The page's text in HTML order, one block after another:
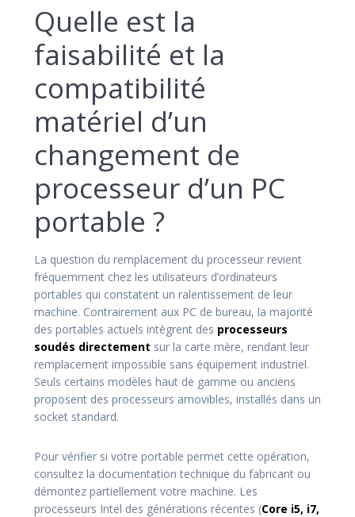
Quelle est la
faisabilité et la
compatibilité
matériel d’un
changement de
processeur d’un PC
portable ?
La question du remplacement du processeur revient
fréquemment chez les utilisateurs d’ordinateurs
portables qui constatent un ralentissement de leur
machine. Contrairement aux PC de bureau, la majorité
des portables actuels intègrent des processeurs
soudés directement sur la carte mère, rendant leur
remplacement impossible sans équipement industriel.
Seuls certains modèles haut de gamme ou anciens
proposent des processeurs amovibles, installés dans un
socket standard.
Pour vérifier si votre portable permet cette opération,
consultez la documentation technique du fabricant ou
démontez partiellement votre machine. Les
processeurs Intel des générations récentes (Core i5, i7,